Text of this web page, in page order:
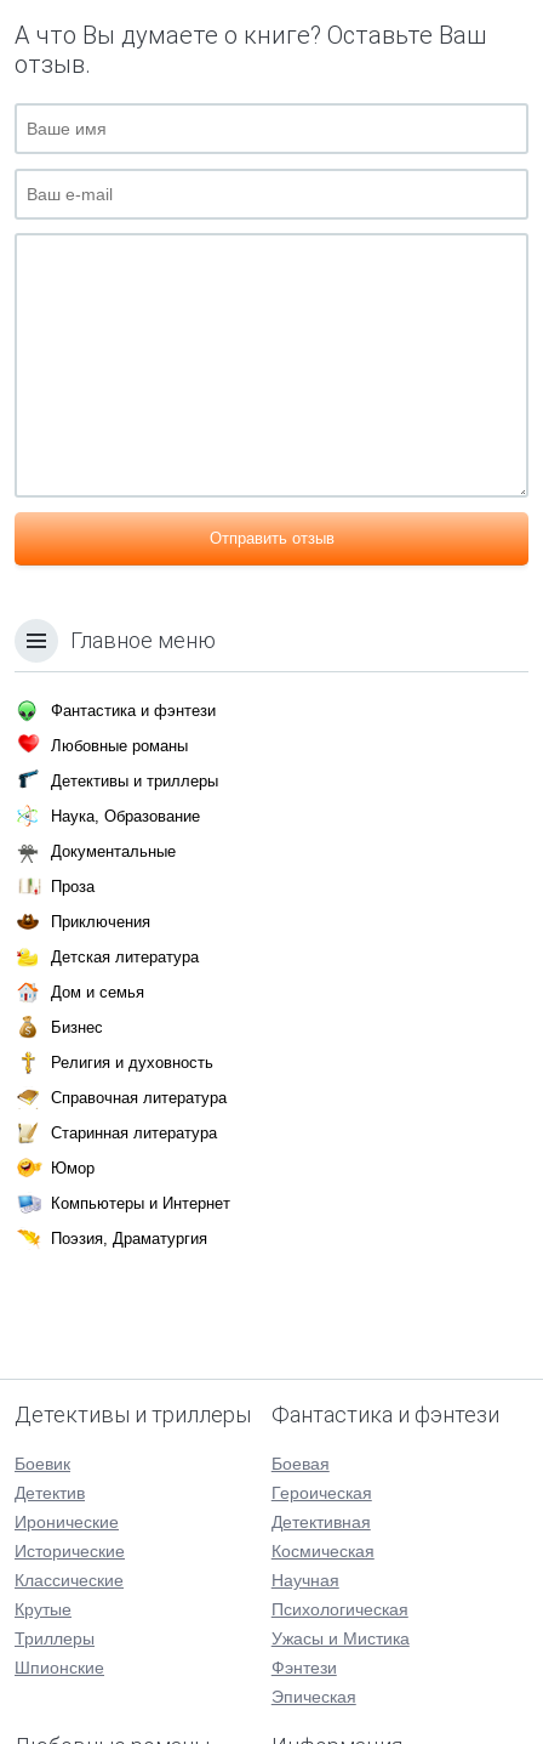
А что Вы думаете о книге? Оставьте Ваш
отзыв.
Отправить отзыв
Главное меню
Фантастика и фэнтези
Любовные романы
Детективы и триллеры
Наука, Образование
Документальные
Проза
Приключения
Детская литература
Дом и семья
Бизнес
Религия и духовность
Справочная литература
Старинная литература
Юмор
Компьютеры и Интернет
Поэзия, Драматургия
Детективы и триллеры
Боевик
Детектив
Иронические
Исторические
Классические
Крутые
Триллеры
Шпионские
Фантастика и фэнтези
Боевая
Героическая
Детективная
Космическая
Научная
Психологическая
Ужасы и Мистика
Фэнтези
Эпическая